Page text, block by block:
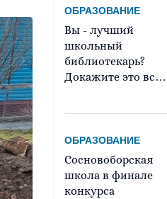
ОБРАЗОВАНИЕ
Вы - лучший
школьный
библиотекарь?
Докажите это всей
ОБРАЗОВАНИЕ
Сосновоборская
школа в финале
конкурса